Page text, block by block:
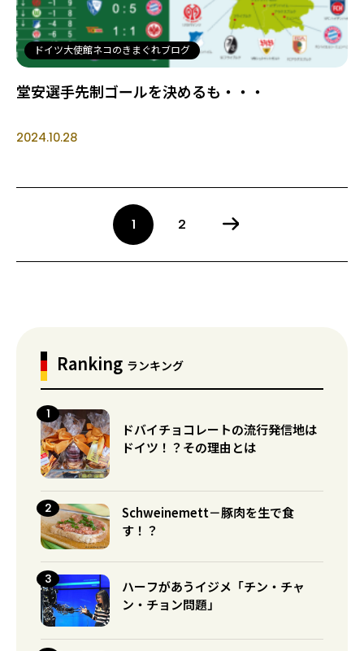
ドイツ大使館ネコのきまぐれブログ
堂安選手先制ゴールを決めるも・・・
2024.10.28
1 2
Ranking ランキング
ドバイチョコレートの流行発信地は
ドイツ！？その理由とは
Schweinemett－豚肉を生で食
す！？
ハーフがあうイジメ「チン・チャ
ン・チョン問題」